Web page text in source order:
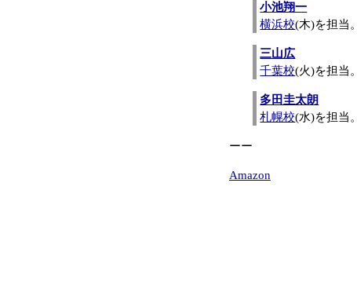
小池翔一
横浜校(木)を担当。
三山広
千葉校(火)を担当。
多田圭太朗
札幌校(水)を担当。
ーー
Amazon